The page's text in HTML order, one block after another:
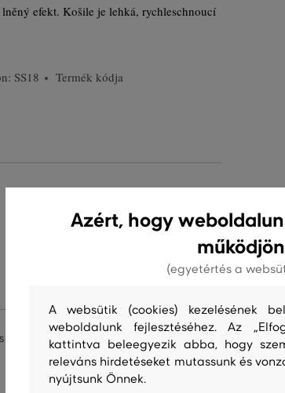
efekt. Košile je lehká, rychleschnoucí
SS18
Termék kódja
VASALÁS TISZTÍTÁS
Azért, hogy
működjön
(egyetértés a
A websütik (cookies) kezelésének
weboldalunk fejlesztéséhez. Az
kattintva beleegyezik abba, hogy
releváns hirdetéseket mutassunk és
nyújtsunk Önnek.